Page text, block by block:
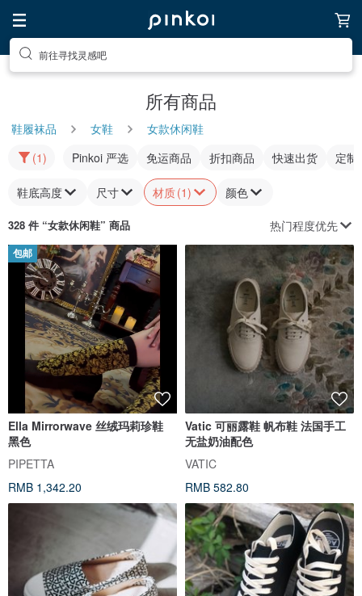
前往寻找灵感吧
所有商品
鞋履袜品 女鞋
女款休闲鞋
(1)
Pinkoi 严选 免运商品 折扣商品 快速出货 定制
鞋底高度 尺寸 材质(1) 颜色
328 件 “女款休闲鞋” 商品 热门程度优先
包邮
Ella Mirrorwave 丝绒玛莉珍鞋
黑色
PIPETTA
RMB 1,342.20
Vatic 可丽露鞋 帆布鞋 法国手工
无盐奶油配色
VATIC
RMB 582.80